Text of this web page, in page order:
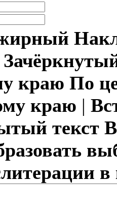
краю По
краю |
текст